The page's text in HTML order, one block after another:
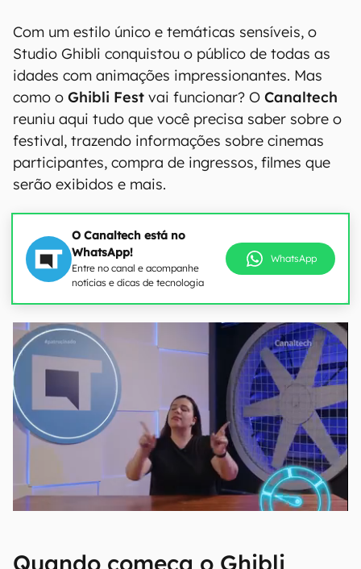
Com um estilo único e temáticas sensíveis, o
Studio Ghibli conquistou o público de todas as
idades com animações impressionantes. Mas
como o Ghibli Fest vai funcionar? O Canaltech
reuniu aqui tudo que você precisa saber sobre o
festival, trazendo informações sobre cinemas
participantes, compra de ingressos, filmes que
serão exibidos e mais.
O Canaltech está no
WhatsApp!
Entre no canal e acompanhe
notícias e dicas de tecnologia
WhatsApp
Quando começa o Ghibli